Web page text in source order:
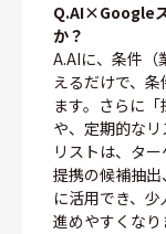
Q.AI×Google
か？
A.AIに、条件（
えるだけで、
ます。さらに
や、定期的な
リストは、タ
提携の候補抽
に活用でき、
進めやすくなり